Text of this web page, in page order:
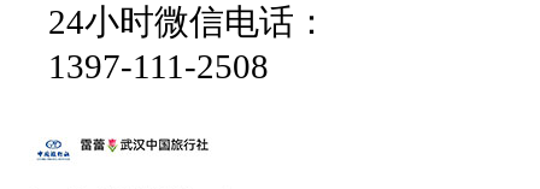
24小时微信电话：
1397-111-2508